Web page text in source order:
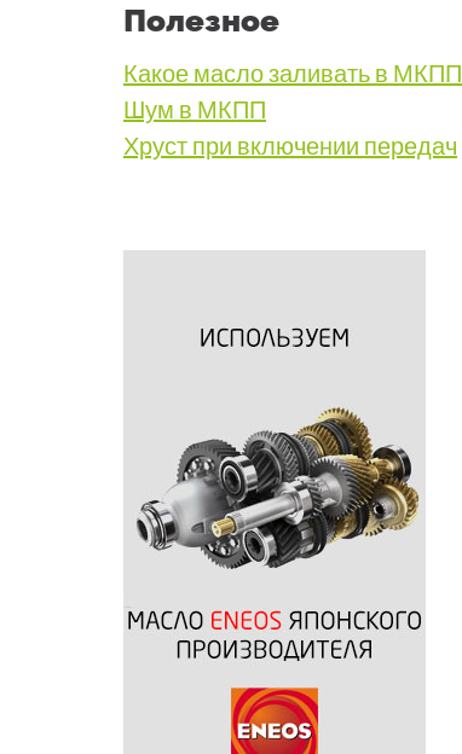
Полезное
Какое масло заливать в МКПП
Шум в МКПП
Хруст при включении передач